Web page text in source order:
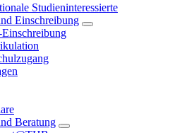
Studieninteressierte
Einschreibung
Beratung